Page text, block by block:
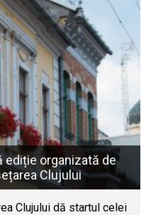
ediție organizată de
Clujului
Clujului dă startul celei